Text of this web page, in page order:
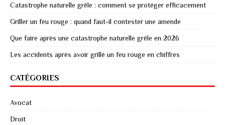
Catastrophe naturelle grêle : comment se protéger efficacement
Griller un feu rouge : quand faut-il contester une amende
Que faire après une catastrophe naturelle grêle en 2026
Les accidents après avoir grillé un feu rouge en chiffres
CATÉGORIES
Avocat
Droit